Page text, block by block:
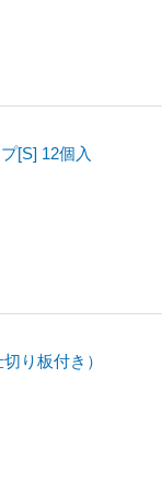
[S] 12個入
り板付き）